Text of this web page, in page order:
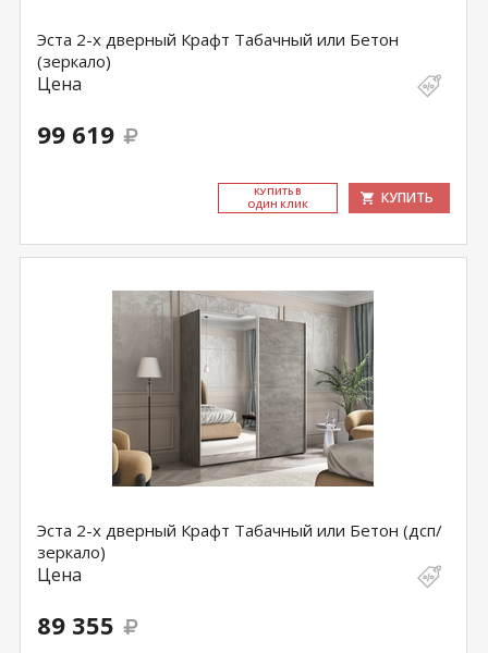
Эста 2-х дверный Крафт Табачный или Бетон
(зеркало)
Цена
99 619
КУ­ПИТЬ В
ОДИН КЛИК
КУПИТЬ
Эста 2-х дверный Крафт Табачный или Бетон (дсп/
зеркало)
Цена
89 355